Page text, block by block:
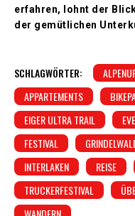
erfahren, lohnt der
der gemütlichen
SCHLAGWÖRTER:
APPARTEMENTS
EIGER ULTRA TRAIL
FESTIVAL
INTERLAKEN
REISE
TRUCKERFESTIVAL